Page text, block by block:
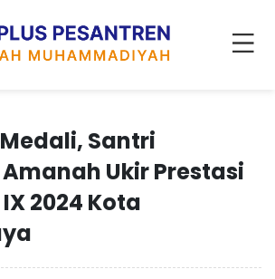
Santri
Ukir Prestasi
2024 Kota